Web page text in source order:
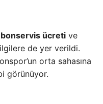
bonservis ücreti ve
de yer verildi.
orta sahasına
görünüyor.